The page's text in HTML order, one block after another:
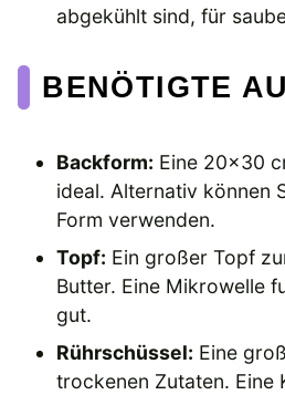
abgekühlt sind, für
BENÖTIGTE
Backform: Eine 20×30
ideal. Alternativ können
Form verwenden.
Topf: Ein großer Topf
Butter. Eine Mikrowelle
gut.
Rührschüssel: Eine
trockenen Zutaten. Eine